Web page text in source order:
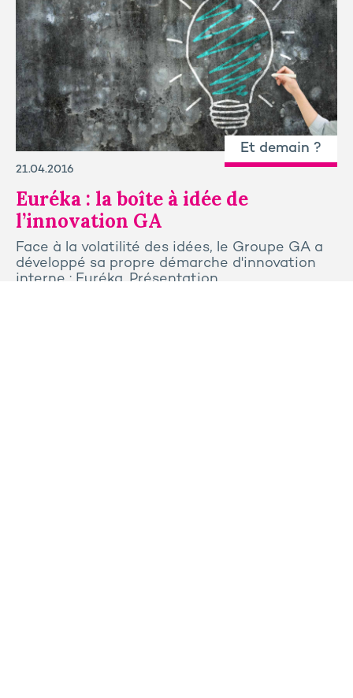
Et demain ?
21.04.2016
Euréka : la boîte à idée de
l’innovation GA
Face à la volatilité des idées, le Groupe GA a
développé sa propre démarche d'innovation
interne : Euréka. Présentation.